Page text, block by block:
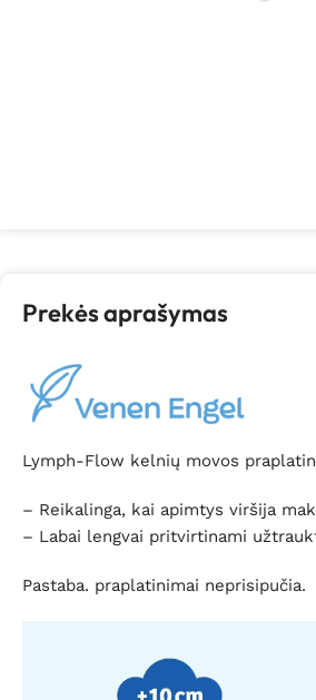
Prekės aprašymas
Lymph-Flow kelnių movos
– Reikalinga, kai apimtys viršija
– Labai lengvai pritvirtinami
Pastaba. praplatinimai neprisipučia.